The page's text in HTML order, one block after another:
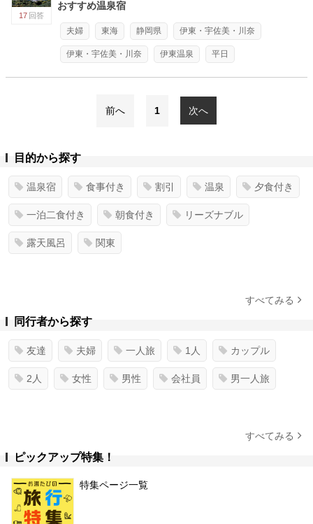
17 回答
おすすめ温泉宿
夫婦 東海 静岡県 伊東・宇佐美・川奈
伊東・宇佐美・川奈 伊東温泉 平日
前へ 1 次へ
目的から探す
温泉宿 食事付き 割引 温泉 夕食付き
一泊二食付き 朝食付き リーズナブル
露天風呂 関東
すべてみる
同行者から探す
友達 夫婦 一人旅 1人 カップル
2人 女性 男性 会社員 男一人旅
すべてみる
ピックアップ特集！
特集ページ一覧